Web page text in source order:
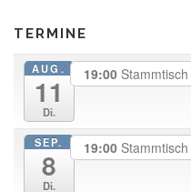
TERMINE
AUG.
11
Di.
19:00 Stammtisch
SEP.
8
Di.
19:00 Stammtisch